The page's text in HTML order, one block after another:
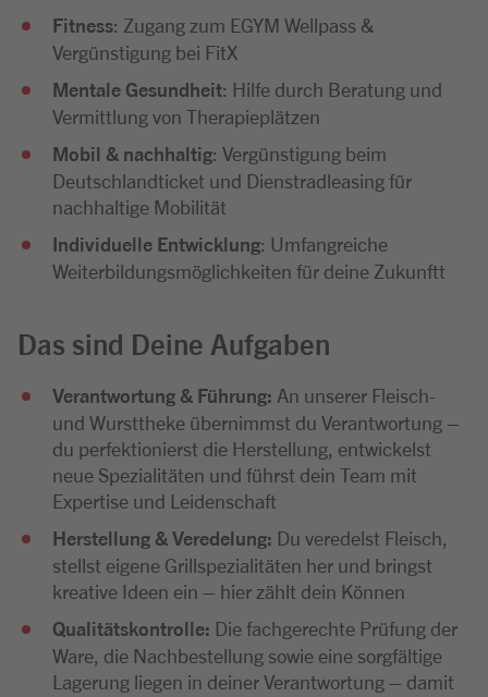
Fitness: Zugang zum EGYM Wellpass &
Vergünstigung bei FitX
Mentale Gesundheit: Hilfe durch Beratung und
Vermittlung von Therapieplätzen
Mobil & nachhaltig: Vergünstigung beim
Deutschlandticket und Dienstradleasing für
nachhaltige Mobilität
Individuelle Entwicklung: Umfangreiche
Weiterbildungsmöglichkeiten für deine Zukunftt
Das sind Deine Aufgaben
Verantwortung & Führung: An unserer Fleisch-
und Wursttheke übernimmst du Verantwortung –
du perfektionierst die Herstellung, entwickelst
neue Spezialitäten und führst dein Team mit
Expertise und Leidenschaft
Herstellung & Veredelung: Du veredelst Fleisch,
stellst eigene Grillspezialitäten her und bringst
kreative Ideen ein – hier zählt dein Können
Qualitätskontrolle: Die fachgerechte Prüfung der
Ware, die Nachbestellung sowie eine sorgfältige
Lagerung liegen in deiner Verantwortung – damit